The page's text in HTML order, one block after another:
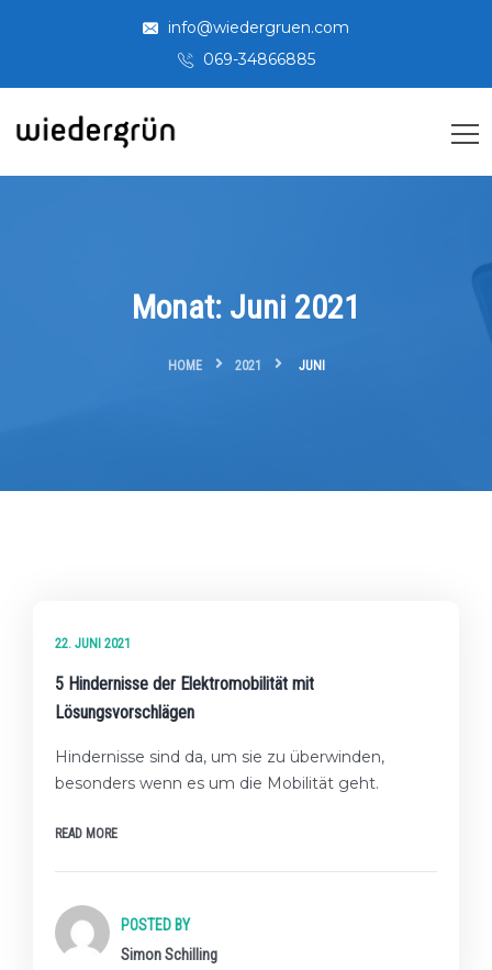
info@wiedergruen.com
069-34866885
Monat: Juni 2021
HOME 2021 JUNI
22. JUNI 2021
5 Hindernisse der Elektromobilität mit
Lösungsvorschlägen
Hindernisse sind da, um sie zu überwinden,
besonders wenn es um die Mobilität geht.
READ MORE
POSTED BY
Simon Schilling